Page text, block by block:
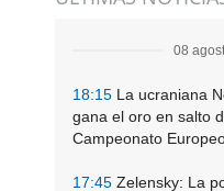
08
18:15 La ucraniana
gana el oro en salto
Campeonato
17:45 Zelensky: La